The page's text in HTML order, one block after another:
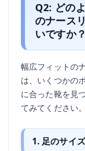
Q2: どの
のナース
いですか？
幅広フィットの
は、いくつかの
に合った靴を見
てみてください。
1. 足のサイ